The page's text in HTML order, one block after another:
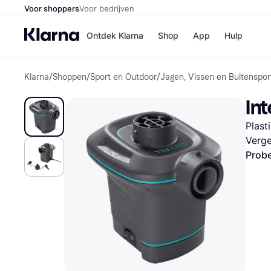
Voor shoppersVoor bedrijven
Ontdek Klarna Shop
Winkels
Kruidvat
Winkeloverzicht
App Hulp
Klarna/Shoppen/Sport en Outdoor/Jagen, Vissen en